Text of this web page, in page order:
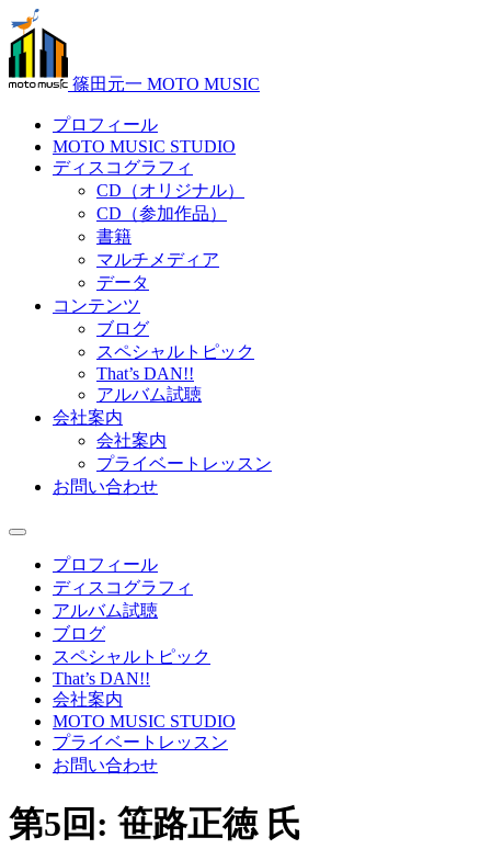
篠田元一 MOTO MUSIC
プロフィール
MOTO MUSIC STUDIO
ディスコグラフィ
CD（オリジナル）
CD（参加作品）
書籍
マルチメディア
データ
コンテンツ
ブログ
スペシャルトピック
That’s DAN!!
アルバム試聴
会社案内
会社案内
プライベートレッスン
お問い合わせ
プロフィール
ディスコグラフィ
アルバム試聴
ブログ
スペシャルトピック
That’s DAN!!
会社案内
MOTO MUSIC STUDIO
プライベートレッスン
お問い合わせ
第5回: 笹路正徳 氏